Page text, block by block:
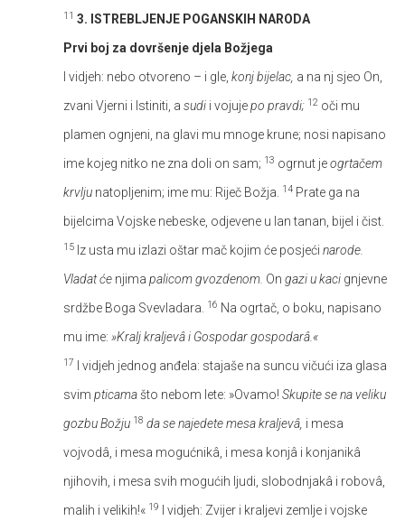
11 3. ISTREBLJENJE POGANSKIH NARODA
Prvi boj za dovršenje djela Božjega
I vidjeh: nebo otvoreno – i gle, konj bijelac, a na nj sjeo On,
zvani Vjerni i Istiniti, a sudi i vojujepo pravdi; 12 oči mu
plamen ognjeni, na glavi mu mnoge krune; nosi napisano
ime kojeg nitko ne zna doli on sam; 13 ogrnut jeogrtačem
krvlju natopljenim; ime mu: Riječ Božja. 14 Prate ga na
bijelcima Vojske nebeske, odjevene u lan tanan, bijel i čist.
15 Iz usta mu izlazi oštar mač kojim će posjeći narode.
Vladat će njima palicom gvozdenom. On gazi u kaci gnjevne
srdžbe Boga Svevladara.
16 Na ogrtač, o boku, napisano
mu ime: »Kralj kraljevâ i Gospodar gospodarâ.«
17
I vidjeh jednog anđela: stajaše na suncu vičući iza glasa
svim pticamašto nebom lete: »Ovamo! Skupite se na veliku
gozbu Božju 18 da se najedete mesa kraljevâ, i mesa
vojvodâ, i mesa mogućnikâ, i mesa konjâ i konjanikâ
njihovih, i mesa svih mogućih ljudi, slobodnjakâ i robovâ,
malih i velikih!« 19
I vidjeh: Zvijer i kraljevi zemlje i vojske